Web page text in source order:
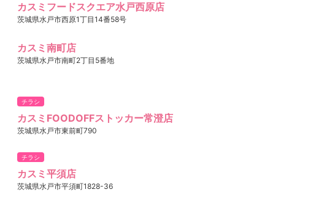
カスミフードスクエア水戸西原店
茨城県水戸市西原1丁目14番58号
カスミ南町店
茨城県水戸市南町2丁目5番地
チラシ
カスミFOODOFFストッカー常澄店
茨城県水戸市東前町790
チラシ
カスミ平須店
茨城県水戸市平須町1828-36